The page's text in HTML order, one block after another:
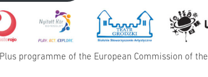
programme of the European Commission of the